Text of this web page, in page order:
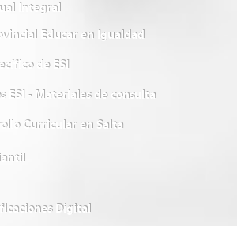
Integral
Educar en Igualdad
de ESI
ESI - Materiales de consulta
Curricular en Salta
Digital